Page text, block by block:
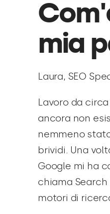
mia
Laura, SEO
Lavoro da
ancora non
nemmeno
brividi. Una
Google mi ha
chiama Search
motori di